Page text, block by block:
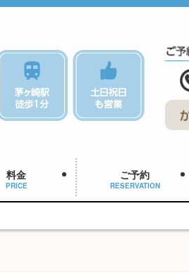
料金
PRICE
ご予約
RESERVATION